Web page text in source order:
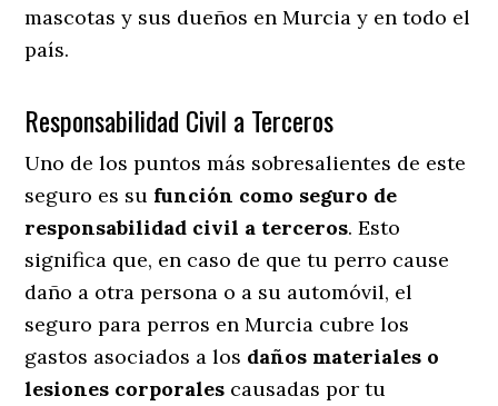
mascotas y sus dueños en Murcia y en todo el
país.
Responsabilidad Civil a Terceros
Uno de los puntos más sobresalientes de este
seguro es su función como seguro de
responsabilidad civil a terceros. Esto
significa que, en caso de que tu perro cause
daño a otra persona o a su automóvil, el
seguro para perros en Murcia cubre los
gastos asociados a los daños materiales o
lesiones corporales causadas por tu